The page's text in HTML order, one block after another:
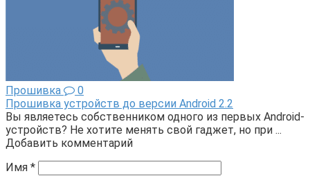
Прошивка
0
Прошивка устройств до версии Android 2.2
Вы являетесь собственником одного из первых Android-
устройств? Не хотите менять свой гаджет, но при ...
Добавить комментарий
Имя *